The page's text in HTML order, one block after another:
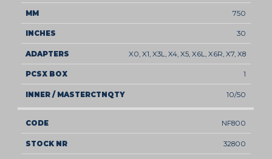
750
30
X0, X1, X3L, X4, X5, X6L, X6R, X7, X8
1
10/50
NF800
32800